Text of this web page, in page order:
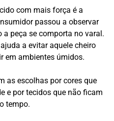
com mais força é a
passou a observar
peça se comporta no varal.
a evitar aquele cheiro
em ambientes úmidos.
as escolhas por cores que
e por tecidos que não ficam
tempo.